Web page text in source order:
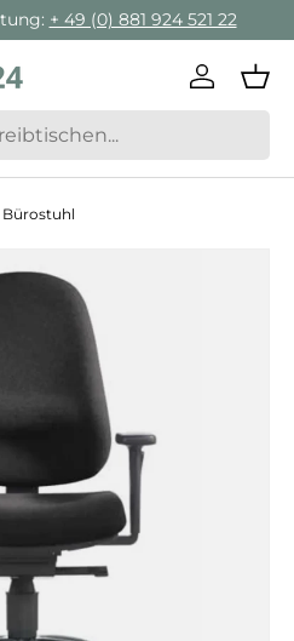
+ 49 (0) 881 924 521 22
Bürostuhl
springen